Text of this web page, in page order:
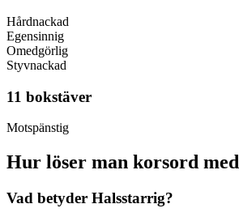
Hårdnackad
Egensinnig
Omedgörlig
Styvnackad
11 bokstäver
Motspänstig
Hur löser man korsord
Vad betyder Halsstarrig?